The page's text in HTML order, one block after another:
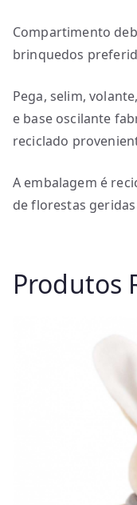
Compartimento
brinquedos
Pega, selim,
e base oscilante
reciclado
A embalagem é
de florestas
Produtos